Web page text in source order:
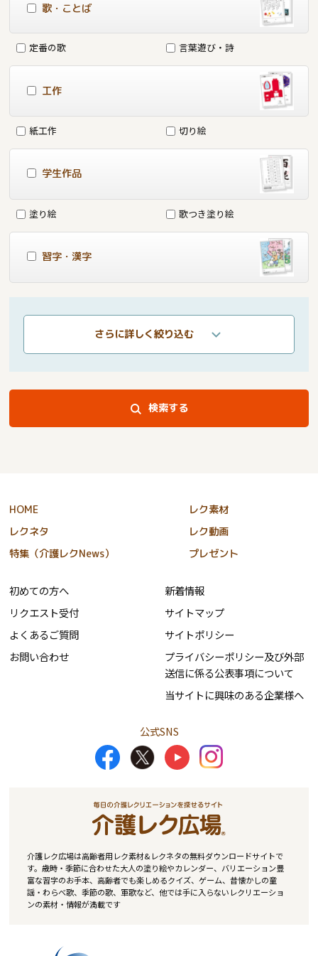
歌・ことば
定番の歌 言葉遊び・詩
工作
紙工作 切り絵
学生作品
塗り絵 歌つき塗り絵
習字・漢字
さらに詳しく絞り込む
検索する
HOME
レク素材
レクネタ
レク動画
特集（介護レクNews）
プレゼント
初めての方へ
リクエスト受付
よくあるご質問
お問い合わせ
新着情報
サイトマップ
サイトポリシー
プライバシーポリシー及び外部
送信に係る公表事項について
当サイトに興味のある企業様へ
公式SNS
介護レク広場は高齢者用レク素材&レクネタの無料ダウンロードサイトで
す。歳時・季節に合わせた大人の塗り絵やカレンダー、バリエーション豊
富な習字のお手本、高齢者でも楽しめるクイズ、ゲーム、昔懐かしの童
謡・わらべ歌、季節の歌、軍歌など、他では手に入らないレクリエーショ
ンの素材・情報が満載です